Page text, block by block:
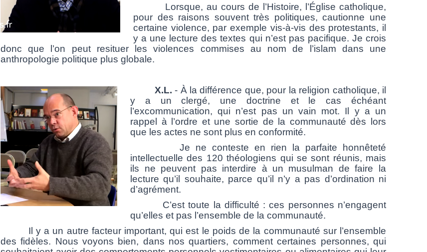
Lorsque, au cours de l’Histoire, l’Église catholique,
pour des raisons souvent très politiques, cautionne une
certaine violence, par exemple vis-à-vis des protestants, il
y a une lecture des textes qui n’est pas pacifique. Je crois
donc que l’on peut resituer les violences commises au nom de l’islam dans une
anthropologie politique plus globale.
X.L. - À la différence que, pour la religion catholique, il
y a un clergé, une doctrine et le cas échéant
l’excommunication, qui n’est pas un vain mot. Il y a un
rappel à l’ordre et une sortie de la communauté dès lors
que les actes ne sont plus en conformité.
Je ne conteste en rien la parfaite honnêteté
intellectuelle des 120 théologiens qui se sont réunis, mais
ils ne peuvent pas interdire à un musulman de faire la
lecture qu’il souhaite, parce qu’il n’y a pas d’ordination ni
d’agrément.
C’est toute la difficulté : ces personnes n’engagent
qu’elles et pas l’ensemble de la communauté.
Il y a un autre facteur important, qui est le poids de la communauté sur l’ensemble
des fidèles. Nous voyons bien, dans nos quartiers, comment certaines personnes, qui